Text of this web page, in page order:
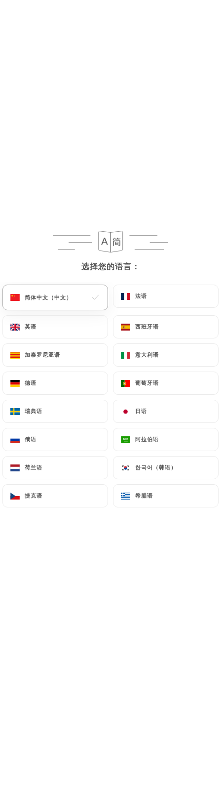
选择您的语言：
简体中文（中文） 法语
英语 西班牙语
加泰罗尼亚语 意大利语
德语 葡萄牙语
瑞典语 日语
俄语 阿拉伯语
荷兰语 한국어（韩语）
捷克语 希腊语
选择您的语言：
简体中文（中文） 法语
英语 西班牙语
加泰罗尼亚语 意大利语
德语 葡萄牙语
瑞典语 日语
俄语 阿拉伯语
荷兰语 한국어（韩语）
捷克语 希腊语